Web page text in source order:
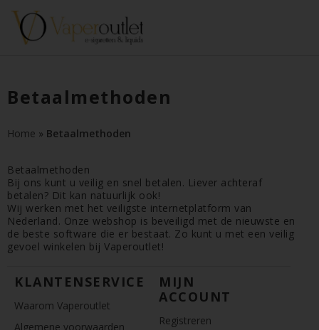
Betaalmethoden
Home » Betaalmethoden
Betaalmethoden
Bij ons kunt u veilig en snel betalen. Liever achteraf
betalen? Dit kan natuurlijk ook!
Wij werken met het veiligste internetplatform van
Nederland. Onze webshop is beveiligd met de nieuwste en
de beste software die er bestaat. Zo kunt u met een veilig
gevoel winkelen bij Vaperoutlet!
KLANTENSERVICE
Waarom Vaperoutlet
Algemene voorwaarden
MIJN
ACCOUNT
Registreren